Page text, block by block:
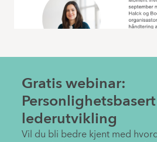
Gratis webinar:
Personlighetsbasert
lederutvikling
Vil du bli bedre kjent med